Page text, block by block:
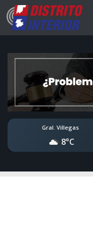
Gral. Villegas
8°C